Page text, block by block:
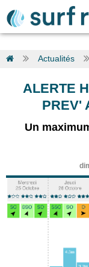
Actualités
ALERTE
PREV'
Un